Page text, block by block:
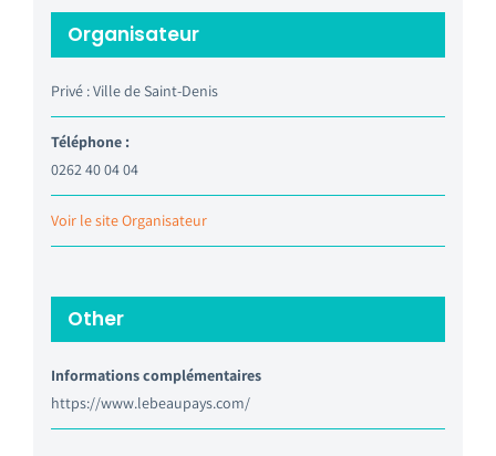
Organisateur
Privé : Ville de Saint-Denis
Téléphone :
0262 40 04 04
Voir le site Organisateur
Other
Informations complémentaires
https://www.lebeaupays.com/